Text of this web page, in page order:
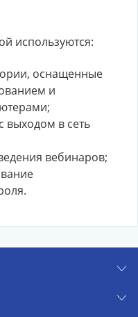
используются:
оснащенные
и
выходом в сеть
вебинаров;